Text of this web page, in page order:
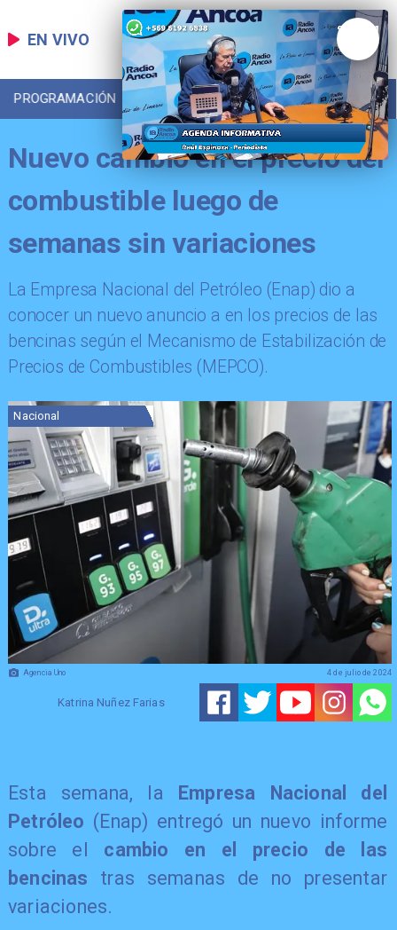
EN VIVO
PROGRAMACIÓN LOCAL DEPORTES
Nuevo cambio en el precio del
combustible luego de
semanas sin variaciones
La Empresa Nacional del Petróleo (Enap) dio a
conocer un nuevo anuncio a en los precios de las
bencinas según el Mecanismo de Estabilización de
Precios de Combustibles (MEPCO).
Agencia Uno
Nacional
Katrina Nuñez Farias
4 de julio de 2024
Esta semana, la Empresa Nacional del
Petróleo (Enap) entregó un nuevo informe
sobre el cambio en el precio de las
bencinas tras semanas de no presentar
variaciones.